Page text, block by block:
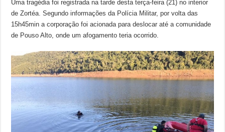
Uma tragédia foi registrada na tarde desta terça-feira (21) no interior
de Zortéa. Segundo informações da Polícia Militar, por volta das
15h45min a corporação foi acionada para deslocar até a comunidade
de Pouso Alto, onde um afogamento teria ocorrido.